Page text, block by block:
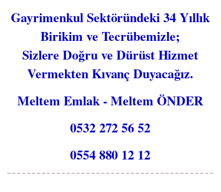
Gayrimenkul Sektöründeki 34 Yıllık
Birikim ve Tecrübemizle;
Sizlere Doğru ve Dürüst Hizmet
Vermekten Kıvanç Duyacağız.
Meltem Emlak - Meltem ÖNDER
0532 272 56 52
0554 880 12 12